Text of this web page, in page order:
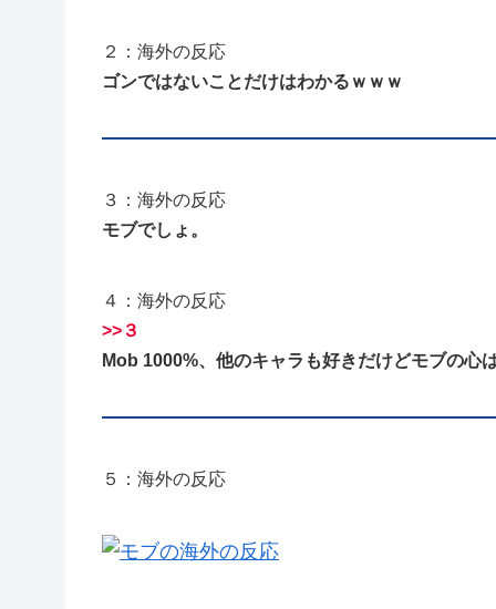
２：海外の反応
ゴンではないことだけはわかるｗｗｗ
３：海外の反応
モブでしょ。
４：海外の反応
>>３
Mob 1000%、他のキャラも好きだけどモブの心
５：海外の反応